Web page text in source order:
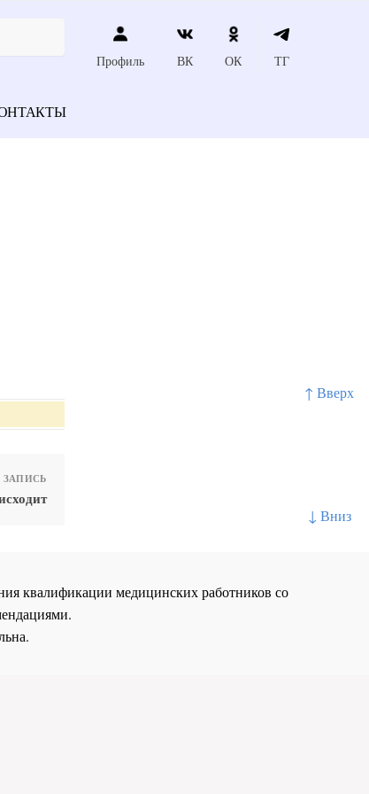
↑ Вверх
↓ Вниз
Профиль ВК ОК ТГ
квалификации медицинских работников со